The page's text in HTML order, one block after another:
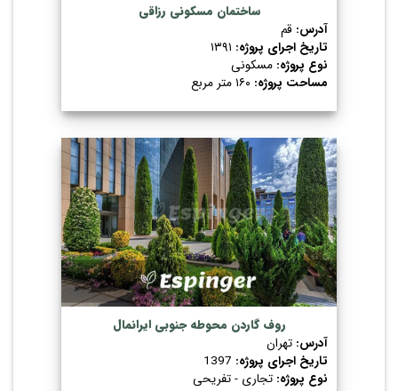
ساختمان مسکونی رزاقی
آدرس: قم
تاریخ اجرای پروژه:
نوع پروژه: مسکونی
مساحت پروژه:
روف گاردن محوطه جنوبی ایرانمال
آدرس: تهران
تاریخ اجرای پروژه:
نوع پروژه: تجاری - تفریحی